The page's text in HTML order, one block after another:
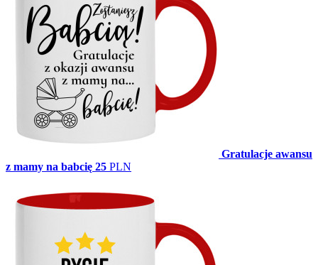
Gratulacje awansu
z mamy na babcię 25 PLN